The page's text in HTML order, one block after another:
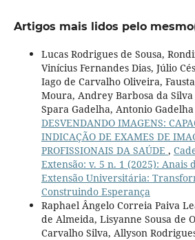
Artigos mais lidos pelo
Lucas Rodrigues de Sousa,
Vinícius Fernandes Dias, Júlio
Iago de Carvalho Oliveira,
Moura, Andrey Barbosa da Silva
Spara Gadelha, Antonio Gadelha
DESVENDANDO IMAGENS:
INDICAÇÃO DE EXAMES DE
PROFISSIONAIS DA SAÚDE ,
Extensão: v. 5 n. 1 (2025): Anais
Extensão Universitária:
Construindo Esperança
Raphael Ângelo Correia Paiva
de Almeida, Lisyanne Sousa de
Carvalho Silva, Allyson